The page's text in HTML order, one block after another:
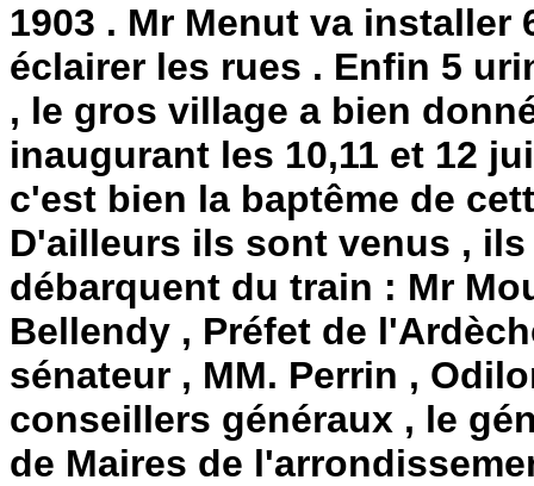
1903 . Mr Menut va
éclairer les rues . Enfin 5
, le gros village a bien
inaugurant les 10,11 et 12
c'est bien la baptême de
D'ailleurs ils sont venus ,
débarquent du train : Mr
Bellendy , Préfet de
sénateur , MM. Perrin ,
conseillers généraux , le
de Maires de